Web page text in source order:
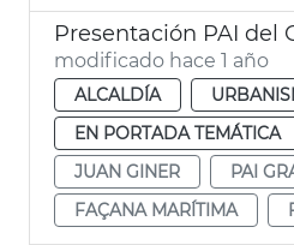
Presentación PAI del
modificado hace 1 año
ALCALDÍA
EN PORTADA TEMÁTICA
JUAN GINER
PAI
FAÇANA MARÍTIMA